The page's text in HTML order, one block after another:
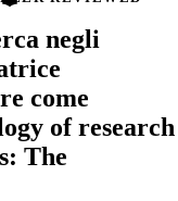
negli
come
of research
The